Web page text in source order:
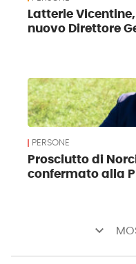
Latterie
nuovo Direttore
PERSONE
Prosciutto di
confermato alla
keyboard_arrow_down